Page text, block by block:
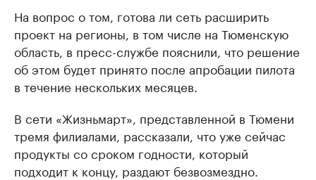
На вопрос о том, готова ли сеть расширить
проект на регионы, в том числе на Тюменскую
область, в пресс-службе пояснили, что решение
об этом будет принято после апробации пилота
в течение нескольких месяцев.
В сети «Жизньмарт», представленной в Тюмени
тремя филиалами, рассказали, что уже сейчас
продукты со сроком годности, который
подходит к концу, раздают безвозмездно.